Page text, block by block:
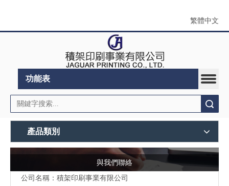
繁體中文
功能表
產品類別
與我們聯絡
公司名稱：積架印刷事業有限公司